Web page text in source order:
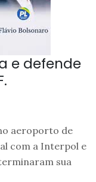
e defende
aeroporto de
com a Interpol e
sua